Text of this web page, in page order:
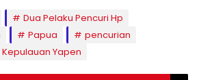
Dua Pelaku Pencuri Hp
Papua
pencurian
Yapen